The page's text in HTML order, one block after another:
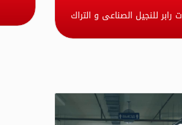
رابر للنجيل الصناعى و التراك